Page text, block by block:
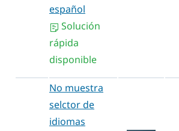
español
Solución
rápida
disponible
No muestra
selctor de
idiomas